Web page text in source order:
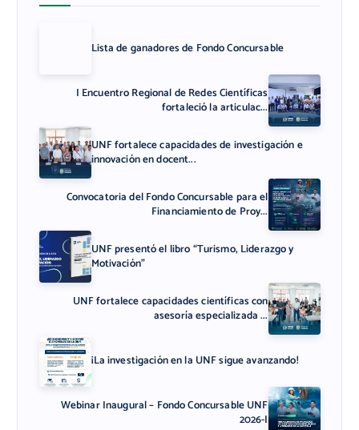
Lista de ganadores de Fondo Concursable
I Encuentro Regional de Redes Científicas
fortaleció la articulac...
UNF fortalece capacidades de investigación e
innovación en docent...
Convocatoria del Fondo Concursable para el
Financiamiento de Proy...
UNF presentó el libro “Turismo, Liderazgo y
Motivación”
UNF fortalece capacidades científicas con
asesoría especializada ...
¡La investigación en la UNF sigue avanzando!
Webinar Inaugural – Fondo Concursable UNF
2026-I